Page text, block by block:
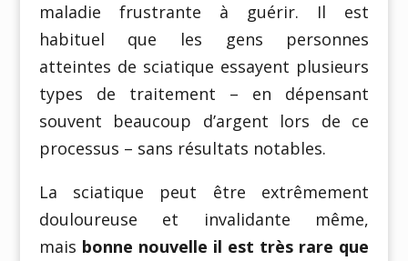
maladie frustrante à guérir. Il est
habituel que les gens personnes
atteintes de sciatique essayent plusieurs
types de traitement – en dépensant
souvent beaucoup d’argent lors de ce
processus – sans résultats notables.
La sciatique peut être extrêmement
douloureuse et invalidante même,
mais bonne nouvelle il est très rare que